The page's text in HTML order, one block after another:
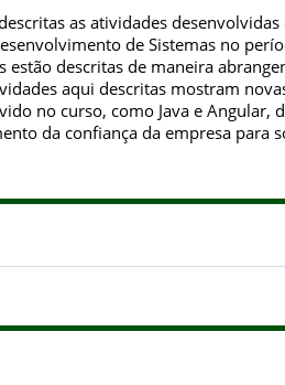
as atividades
de Sistemas no
estão descritas de maneira
aqui descritas mostram
no curso, como Java e Angular,
da confiança da empresa para